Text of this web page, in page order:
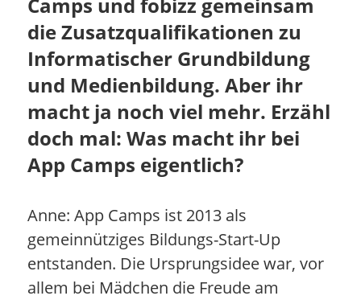
Camps und fobizz gemeinsam
die Zusatzqualifikationen zu
Informatischer Grundbildung
und Medienbildung. Aber ihr
macht ja noch viel mehr. Erzähl
doch mal: Was macht ihr bei
App Camps eigentlich?
Anne: App Camps ist 2013 als
gemeinnütziges Bildungs-Start-Up
entstanden. Die Ursprungsidee war, vor
allem bei Mädchen die Freude am